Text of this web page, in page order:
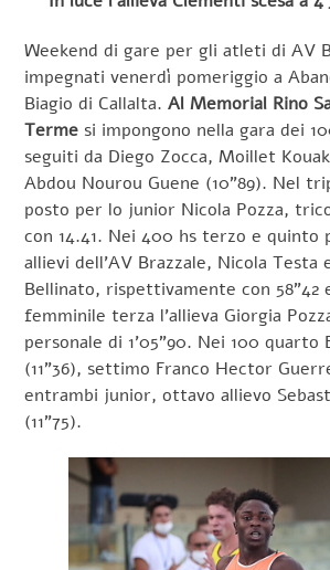
Weekend di gare per gli atleti di AV
impegnati venerdì pomeriggio a
Biagio di Callalta.Al Memorial Rino
Terme si impongono nella gara dei
seguiti da Diego Zocca, Moillet
Abdou Nourou Guene (10”89). Nel
posto per lo junior Nicola Pozza,
con 14.41. Nei 400 hs terzo e quinto
allievi dell’AV Brazzale, Nicola Testa
Bellinato, rispettivamente con 58”42
femminile terza l’allieva Giorgia
personale di 1’05”90. Nei 100 quarto
(11”36), settimo Franco Hector
entrambi junior, ottavo allievo
(11”75).